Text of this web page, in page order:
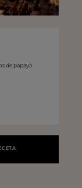
de papaya